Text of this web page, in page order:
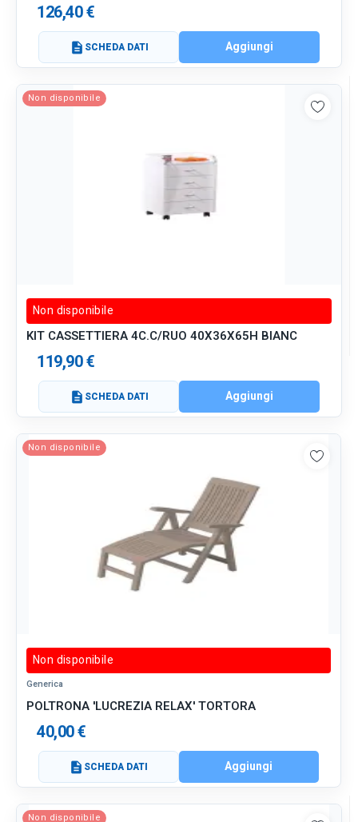
126,40 €
description SCHEDA DATI Aggiungi
Non disponibile
Non disponibile
KIT CASSETTIERA 4C.C/RUO 40X36X65H BIANC
119,90 €
description SCHEDA DATI Aggiungi
Non disponibile
Non disponibile
Generica
POLTRONA 'LUCREZIA RELAX' TORTORA
40,00 €
description SCHEDA DATI Aggiungi
Non disponibile